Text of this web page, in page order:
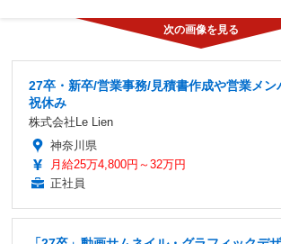
27卒・新卒/営業事務/見積書作成や営業メン
祝休み
株式会社Le Lien
神奈川県
月給25万4,800円～32万円
正社員